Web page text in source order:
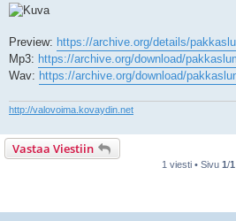
e
s
i
Preview: https://archive.org/details/
Mp3: https://archive.org/download/
Wav: https://archive.org/download/
http://valovoima.kovaydin.net
Vastaa Viestiin
1 viesti • Sivu 1/1